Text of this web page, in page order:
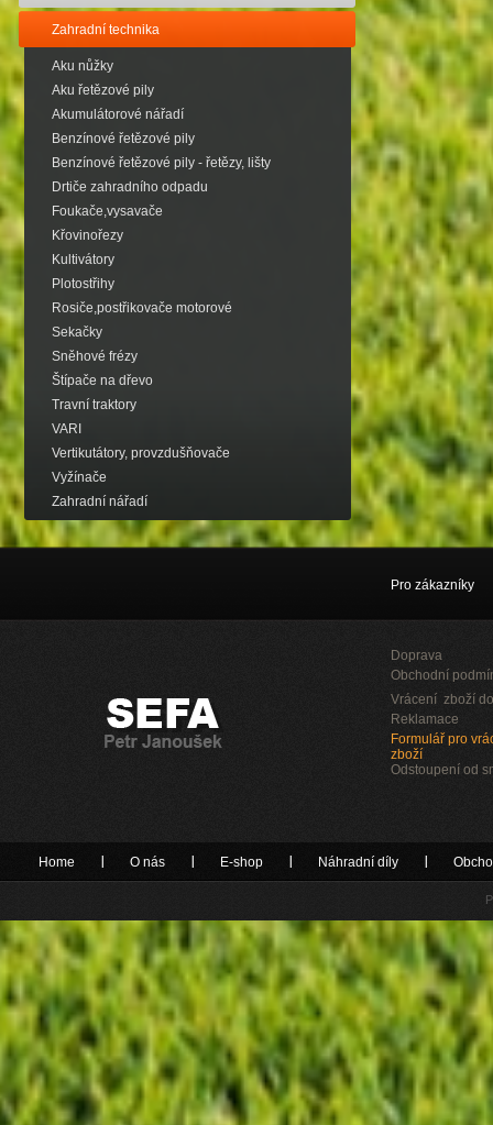
Zahradní technika
Aku nůžky
Aku řetězové pily
Akumulátorové nářadí
Benzínové řetězové pily
Benzínové řetězové pily - řetězy, lišty
Drtiče zahradního odpadu
Foukače,vysavače
Křovinořezy
Kultivátory
Plotostřihy
Rosiče,postřikovače motorové
Sekačky
Sněhové frézy
Štípače na dřevo
Travní traktory
VARI
Vertikutátory, provzdušňovače
Vyžínače
Zahradní nářadí
Pro zákazníky
Doprava
Obchodní
Vrácení zboží
Reklamace
Formulář pro
zboží
Odstoupení od
Home O nás E-shop Náhradní díly